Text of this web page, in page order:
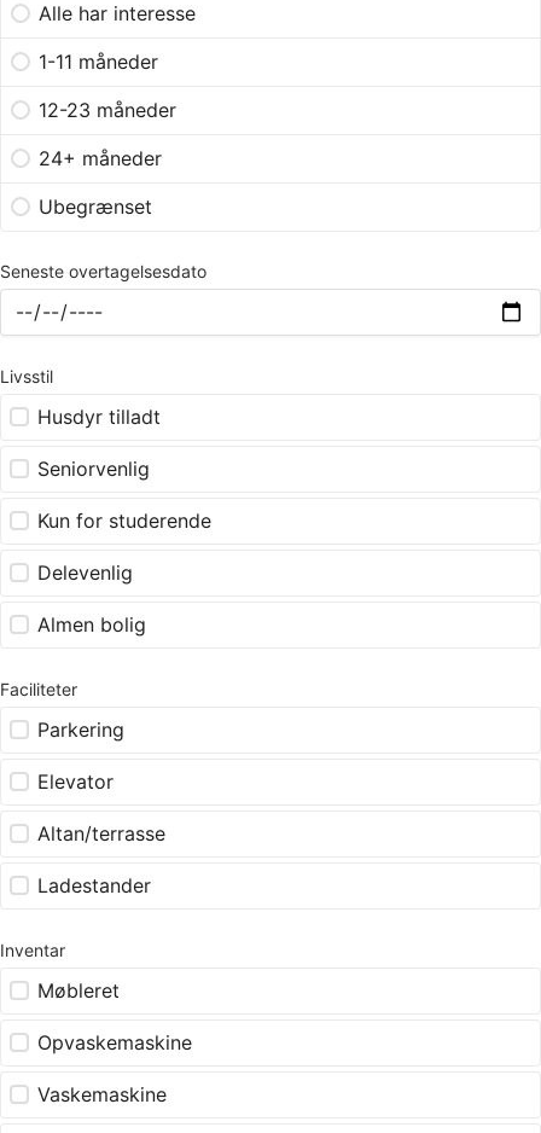
Alle har interesse
1-11 måneder
12-23 måneder
24+ måneder
Ubegrænset
Seneste overtagelsesdato
Livsstil
Husdyr tilladt
Seniorvenlig
Kun for studerende
Delevenlig
Almen bolig
Faciliteter
Parkering
Elevator
Altan/terrasse
Ladestander
Inventar
Møbleret
Opvaskemaskine
Vaskemaskine